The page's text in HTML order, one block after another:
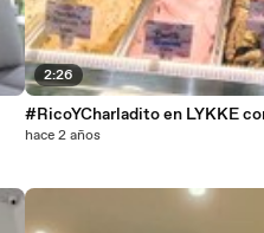
2:26
#RicoYCharladito en LYKKE
hace 2 años